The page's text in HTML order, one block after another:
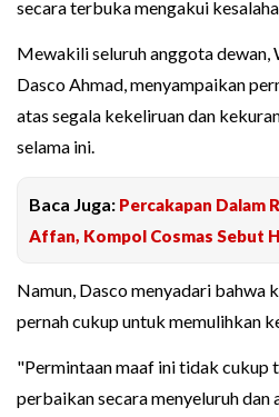
secara terbuka mengakui
Mewakili seluruh anggota dewan,
Dasco Ahmad, menyampaikan
atas segala kekeliruan dan
selama ini.
Baca Juga: Percakapan Dalam
Affan, Kompol Cosmas Sebut
Namun, Dasco menyadari bahwa
pernah cukup untuk memulihkan
"Permintaan maaf ini tidak cukup
perbaikan secara menyeluruh dan